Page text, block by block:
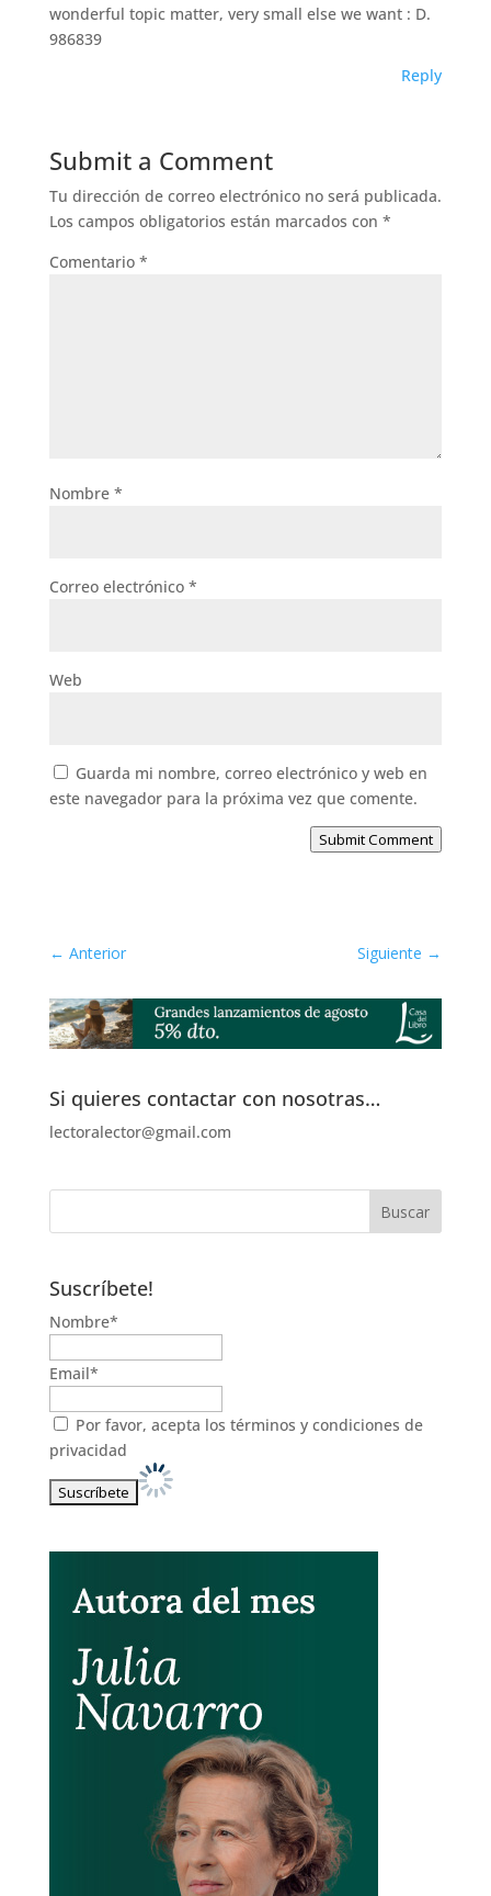
wonderful topic matter, very small else we want : D.
986839
Reply
Submit a Comment
Tu dirección de correo electrónico no será publicada.
Los campos obligatorios están marcados con *
Comentario *
Nombre *
Correo electrónico *
Web
Guarda mi nombre, correo electrónico y web en
este navegador para la próxima vez que comente.
Submit Comment
← Anterior Siguiente →
Si quieres contactar con nosotras…
lectoralector@gmail.com
Suscríbete!
Nombre*
Email*
Por favor, acepta los términos y condiciones de
privacidad